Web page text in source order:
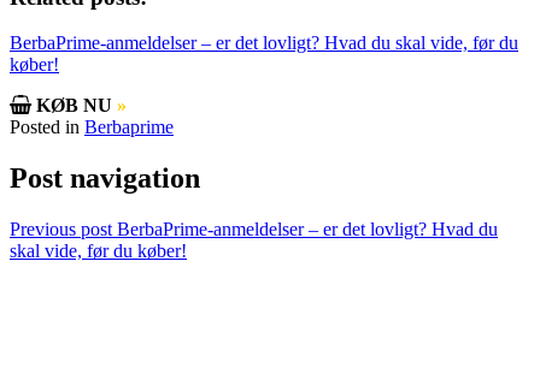
BerbaPrime-anmeldelser – er det lovligt? Hvad du skal vide, før du
køber!
KØB NU »
Posted in Berbaprime
Post navigation
Previous post BerbaPrime-anmeldelser – er det lovligt? Hvad du
skal vide, før du køber!